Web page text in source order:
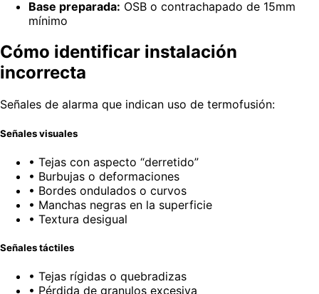
Base preparada: OSB o contrachapado de 15mm
mínimo
Cómo identificar instalación
incorrecta
Señales de alarma que indican uso de termofusión:
Señales visuales
• Tejas con aspecto “derretido”
• Burbujas o deformaciones
• Bordes ondulados o curvos
• Manchas negras en la superficie
• Textura desigual
Señales táctiles
• Tejas rígidas o quebradizas
• Pérdida de granulos excesiva